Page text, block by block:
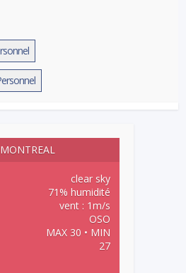
MONTREAL
clear sky
71% humidité
vent : 1m/s
OSO
MAX 30 • MIN
27